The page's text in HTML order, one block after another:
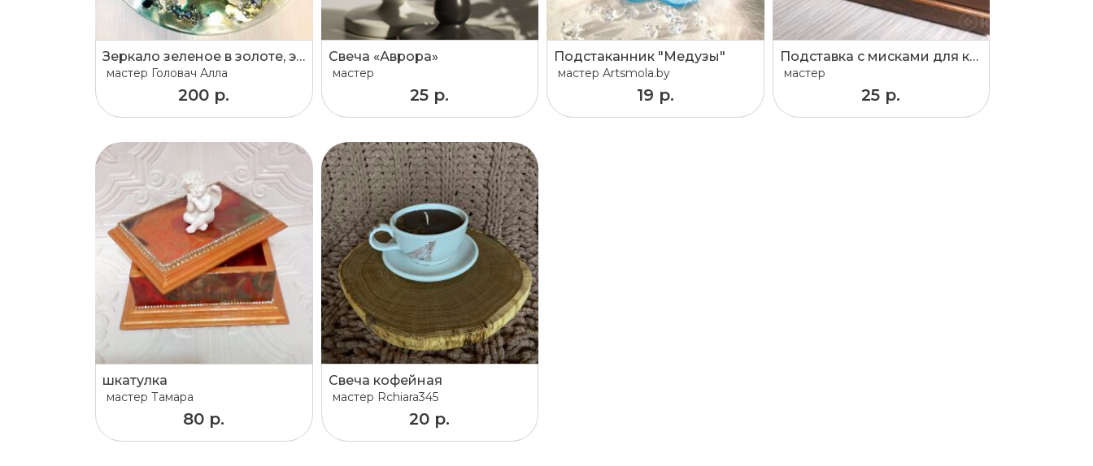
Зеркало зеленое в золоте, эпоксидная смола, диаметр 60 см.
мастер Головач Алла
200 р.
Свеча «Аврора»
мастер
25 р.
Подстаканник "Медузы"
мастер Artsmola.by
19 р.
Подставка с мисками для кошек и небольших собак
мастер
25 р.
шкатулка
мастер Тамара
80 р.
Свеча кофейная
мастер Rchiara345
20 р.